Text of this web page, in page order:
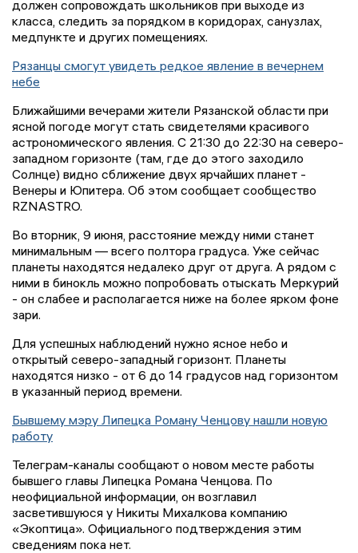
должен сопровождать школьников при выходе из
класса, следить за порядком в коридорах, санузлах,
медпункте и других помещениях.
Рязанцы смогут увидеть редкое явление в вечернем
небе
Ближайшими вечерами жители Рязанской области при
ясной погоде могут стать свидетелями красивого
астрономического явления. С 21:30 до 22:30 на северо-
западном горизонте (там, где до этого заходило
Солнце) видно сближение двух ярчайших планет -
Венеры и Юпитера. Об этом сообщает сообщество
RZNASTRO.
Во вторник, 9 июня, расстояние между ними станет
минимальным — всего полтора градуса. Уже сейчас
планеты находятся недалеко друг от друга. А рядом с
ними в бинокль можно попробовать отыскать Меркурий
- он слабее и располагается ниже на более ярком фоне
зари.
Для успешных наблюдений нужно ясное небо и
открытый северо-западный горизонт. Планеты
находятся низко - от 6 до 14 градусов над горизонтом
в указанный период времени.
Бывшему мэру Липецка Роману Ченцову нашли новую
работу
Телеграм-каналы сообщают о новом месте работы
бывшего главы Липецка Романа Ченцова. По
неофициальной информации, он возглавил
засветившуюся у Никиты Михалкова компанию
«Экоптица». Официального подтверждения этим
сведениям пока нет.